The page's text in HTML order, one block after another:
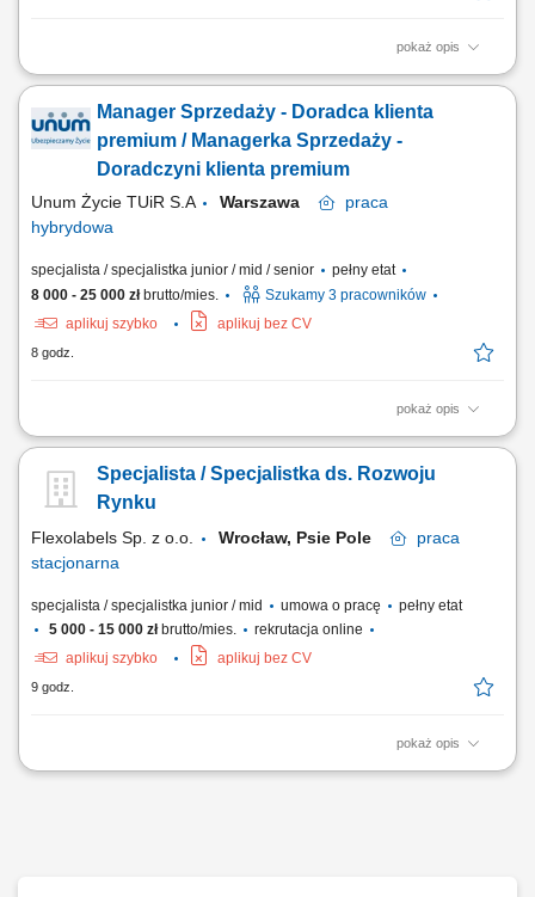
pokaż opis
Zakres obowiązków: odwiedzanie stolarzy, biur projektowych oraz
meblowych, nawiązywanie i rozwijanie relacji z klientami, pozyskiwanie
nowych odbiorców oraz rozwijanie współpracy z obecnymi klientami,
reprezentowanie firmy podczas...
Manager Sprzedaży - Doradca klienta
premium / Managerka Sprzedaży -
Doradczyni klienta premium
Unum Życie TUiR S.A Warszawa
praca
hybrydowa
specjalista / specjalistka junior / mid / senior
pełny etat
8 000 - 25 000 złbrutto/mies.
Szukamy 3 pracowników
aplikuj szybko
aplikuj bez CV
8 godz.
pokaż opis
Zakres obowiązków: Prowadzenie profesjonalnych spotkań z klientami
precyzyjne dobieranie rozwiązań finansowych; Aktywne budowanie
oraz rozwijanie własnego portfela klientów; Tworzenie długofalowych
Specjalista / Specjalistka ds. Rozwoju
Rynku
Flexolabels Sp. z o.o. Wrocław, Psie Pole
praca
stacjonarna
specjalista / specjalistka junior / mid umowa o pracę
pełny etat
5 000 - 15 000 złbrutto/mies.
rekrutacja online
aplikuj szybko
aplikuj bez CV
9 godz.
pokaż opis
wyszukiwanie nowych kontaktów handlowych i nawiązywanie relacji